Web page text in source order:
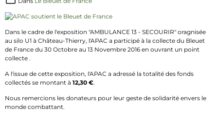
Dans le cadre de l'exposition "AMBULANCE 13 - SECOURIR" oragnisée
au silo U1 à Château-Thierry, l'APAC a participé à la collecte du Bleuet
de France du 30 Octobre au 13 Novembre 2016 en ouvrant un point
collecte .
A l'issue de cette exposition, l'APAC a adressé la totalité des fonds
collectés se montant à 12,30 €.
Nous remercions les donateurs pour leur geste de solidarité envers le
monde combattant.